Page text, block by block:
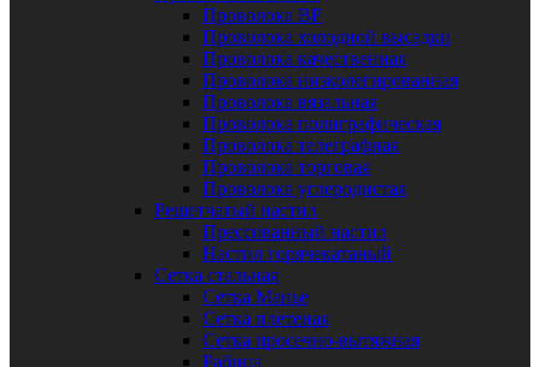
Проволока ВР
Проволока холодной высадки
Проволока качественная
Проволока низколегированная
Проволока вязальная
Проволока полиграфическая
Проволока телеграфная
Проволока торговая
Проволока углеродистая
Решетчатый настил
Прессованный настил
Настил горячекатаный
Сетка стальная
Сетка Манье
Сетка плетеная
Сетка просечно-вытяжная
Рабица